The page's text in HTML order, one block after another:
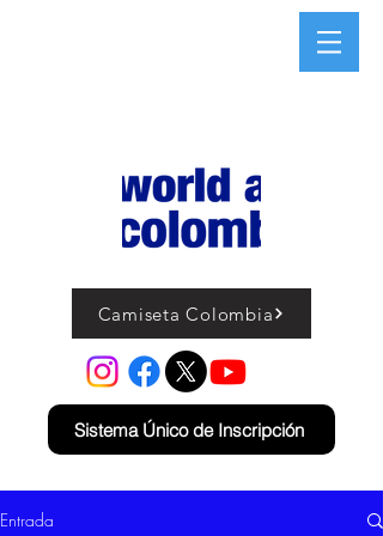
Camiseta Colombia
Sistema Único de Inscripción
Entrada